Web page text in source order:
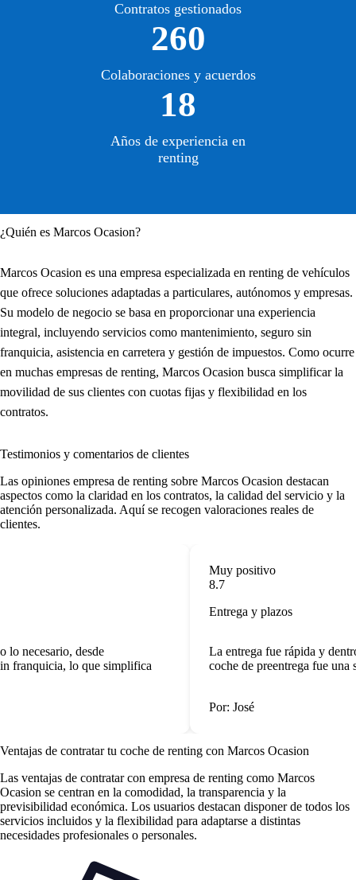
Contratos gestionados
260
Colaboraciones y acuerdos
18
Años de experiencia en
renting
¿Quién es Marcos Ocasion?
Marcos Ocasion es una empresa especializada en renting de vehículos
que ofrece soluciones adaptadas a particulares, autónomos y empresas.
Su modelo de negocio se basa en proporcionar una experiencia
integral, incluyendo servicios como mantenimiento, seguro sin
franquicia, asistencia en carretera y gestión de impuestos. Como ocurre
en muchas empresas de renting, Marcos Ocasion busca simplificar la
movilidad de sus clientes con cuotas fijas y flexibilidad en los
contratos.
Testimonios y comentarios de clientes
Las opiniones empresa de renting sobre Marcos Ocasion destacan
aspectos como la claridad en los contratos, la calidad del servicio y la
atención personalizada. Aquí se recogen valoraciones reales de
clientes.
necesario, desde
franquicia, lo que simplifica
Muy positivo
8.7
Entrega y plazos
La entrega fue rápida y
coche de preentrega fue una
Por: José
Ventajas de contratar tu coche de renting con Marcos Ocasion
Las ventajas de contratar con empresa de renting como Marcos
Ocasion se centran en la comodidad, la transparencia y la
previsibilidad económica. Los usuarios destacan disponer de todos los
servicios incluidos y la flexibilidad para adaptarse a distintas
necesidades profesionales o personales.